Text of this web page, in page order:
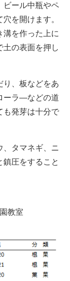
ビール中瓶やペ
を開けます。
溝を作った上に
の表面を押し
り、板などをあ
ーラ―などの道
も発芽は十分で
、タマネギ、ニ
鎮圧をすること
教室